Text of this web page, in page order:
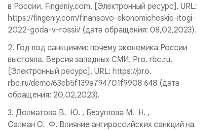
в России. Fingeniy.com. [Электронный ресурс]. URL:
https://fingeniy.com/finansovo-ekonomicheskie-itogi-
2022-goda-v-rossii/ (дата обращения: 08,02,2023).
2. Год под санкциями: почему экономика России
выстояла. Версия западных СМИ. Pro. rbc.ru.
[Электронный ресурс]. URL: https://pro.
rbc.ru/demo/63eb5f139a794701f9908 648 (дата
обращения: 20,02,2023).
3. Долматова В. Ю. , Безуглова М. Н. ,
Салман О. Ф. Влияние антироссийских санкций на